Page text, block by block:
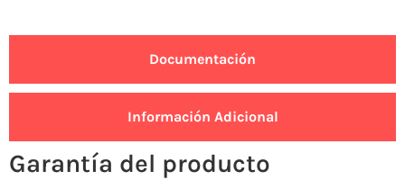
Documentación
Información Adicional
Garantía del producto